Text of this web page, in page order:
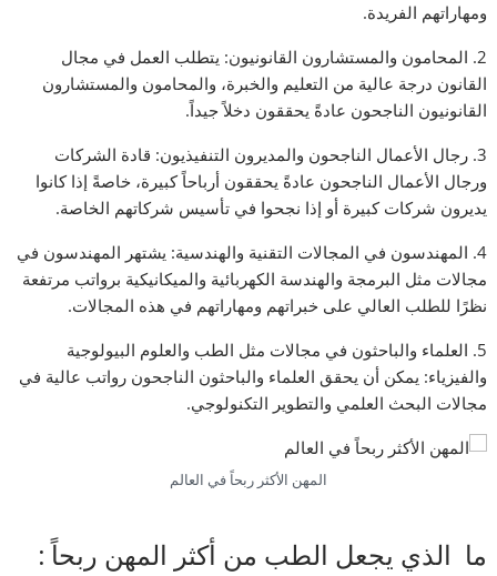
ومهاراتهم الفريدة.
2. المحامون والمستشارون القانونيون: يتطلب العمل في مجال
القانون درجة عالية من التعليم والخبرة، والمحامون والمستشارون
القانونيون الناجحون عادةً يحققون دخلاً جيداً.
3. رجال الأعمال الناجحون والمديرون التنفيذيون: قادة الشركات
ورجال الأعمال الناجحون عادةً يحققون أرباحاً كبيرة، خاصةً إذا كانوا
يديرون شركات كبيرة أو إذا نجحوا في تأسيس شركاتهم الخاصة.
4. المهندسون في المجالات التقنية والهندسية: يشتهر المهندسون في
مجالات مثل البرمجة والهندسة الكهربائية والميكانيكية برواتب مرتفعة
نظرًا للطلب العالي على خبراتهم ومهاراتهم في هذه المجالات.
5. العلماء والباحثون في مجالات مثل الطب والعلوم البيولوجية
والفيزياء: يمكن أن يحقق العلماء والباحثون الناجحون رواتب عالية في
مجالات البحث العلمي والتطوير التكنولوجي.
المهن الأكثر ربحاً في العالم
ما الذي يجعل الطب من أكثر المهن ربحاً :